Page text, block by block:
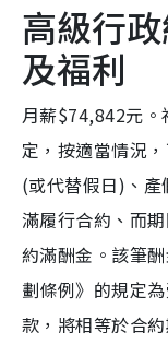
高級行
及福利
月薪$74,842元。
定，按適當情況
(或代替假日)、
滿履行合約、而
約滿酬金。該筆
劃條例》的規定
款，將相等於合